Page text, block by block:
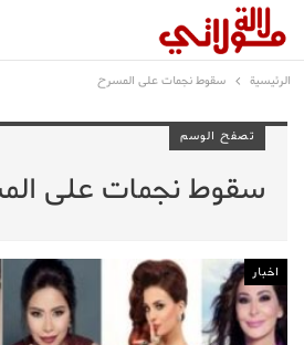
الرئيسية سقوط نجمات على المسرح
تصفح الوسم
سقوط نجمات على
اخبار